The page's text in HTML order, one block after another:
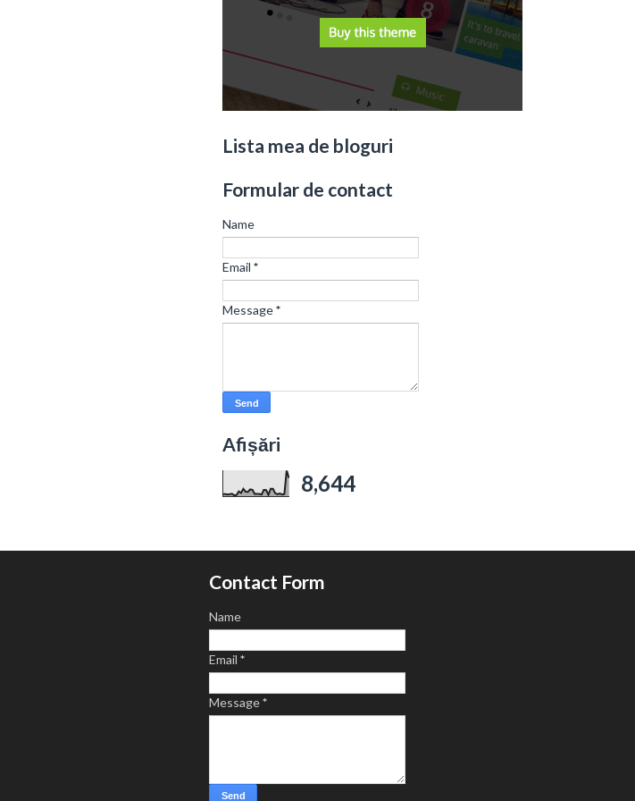
Lista mea de bloguri
Formular de contact
Name
Email *
Message*
Afișări
8,644
Contact Form
Name
Email*
Message*